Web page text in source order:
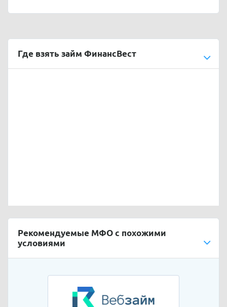
Где взять займ ФинансВест
Рекомендуемые МФО с похожими
условиями